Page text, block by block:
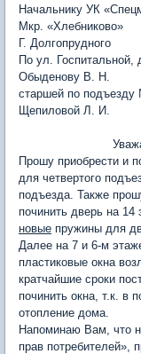
Начальнику УК
Мкр. «Хлебниково»
Г. Долгопрудного
По ул. Госпитальной,
Обыденову В. Н.
старшей по
Щепиловой Л. И.
Прошу приобрести и
для четвертого
подъезда. Также
починить дверь на
новые пружины для
Далее на 7 и 6-м
пластиковые окна
кратчайшие сроки
починить окна, т.к. в
отопление дома.
Напоминаю Вам, что
прав потребителей»,